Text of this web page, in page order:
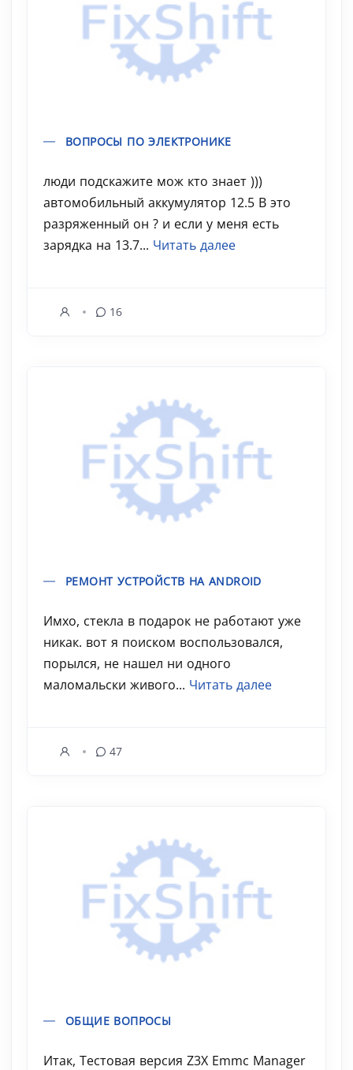
ВОПРОСЫ ПО ЭЛЕКТРОНИКЕ
люди подскажите мож кто знает )))
автомобильный аккумулятор 12.5 В это
разряженный он ? и если у меня есть
зарядка на 13.7... Читать далее
16
РЕМОНТ УСТРОЙСТВ НА ANDROID
Имхо, стекла в подарок не работают уже
никак. вот я поиском воспользовался,
порылся, не нашел ни одного
маломальски живого... Читать далее
47
ОБЩИЕ ВОПРОСЫ
Итак, Тестовая версия Z3X Emmc Manager